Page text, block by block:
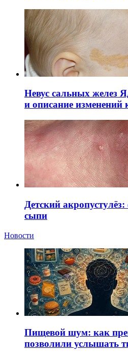
Невус сальных желез
и описание изменений
Детский
сыпи
Новости
Пищевой шум: как
позволили услышать